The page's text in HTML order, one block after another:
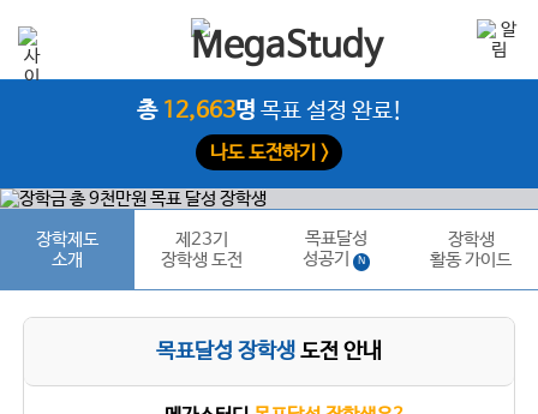
총 12,663명 목표 설정 완료!
나도 도전하기 >
장학제도
소개
제23기
장학생 도전
목표달성
성공기
N
장학생
활동 가이드
목표달성 장학생 도전 안내